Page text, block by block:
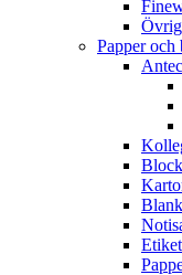
Papper och